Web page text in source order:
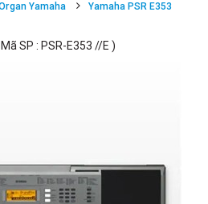
Yamaha Yamaha PSR E353
SP : PSR-E353 //E )